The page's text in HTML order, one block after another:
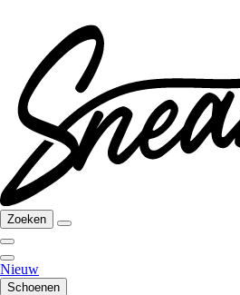
Zoeken
Nieuw
Schoenen